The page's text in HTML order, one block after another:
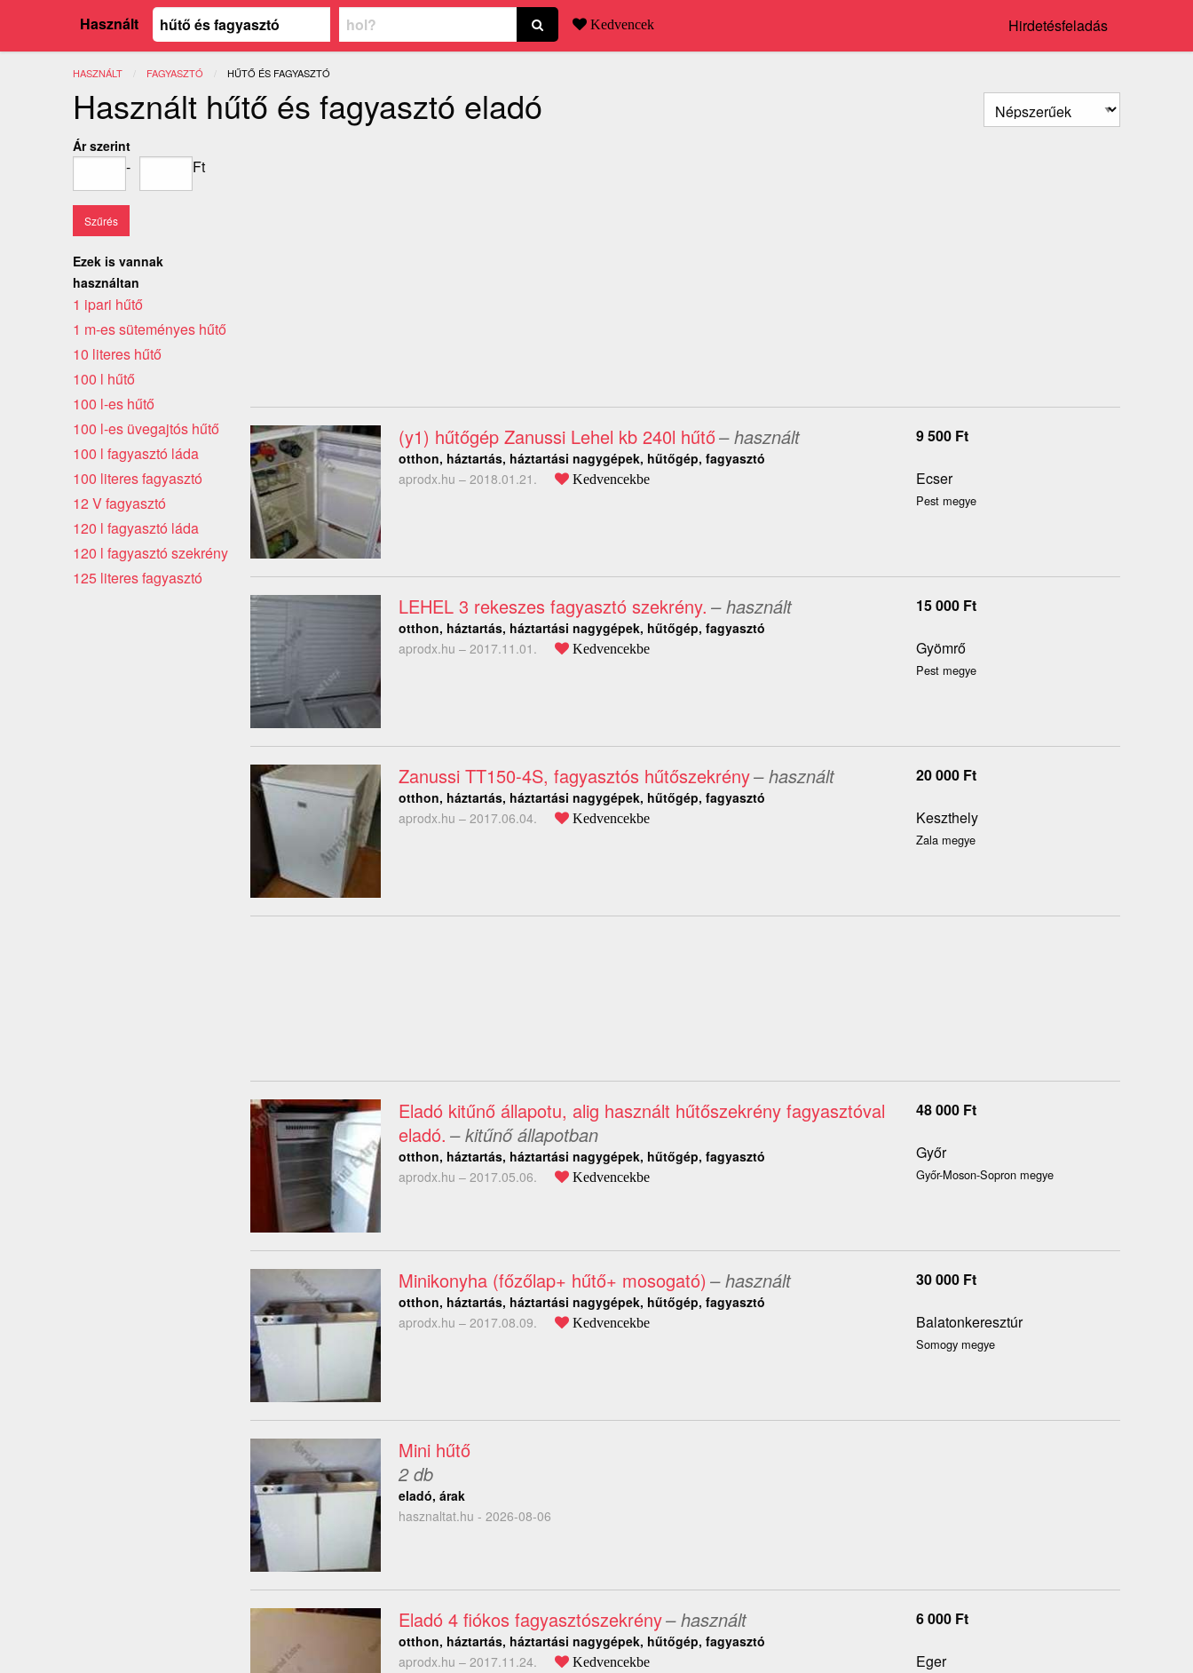
Használt Kedvencek Hirdetésfeladás
HASZNÁLT FAGYASZTÓ JELENLEGI:
HŰTŐ ÉS FAGYASZTÓ
Használt hűtő és fagyasztó eladó
(y1) hűtőgép Zanussi Lehel kb 240l hűtő– használt
otthon, háztartás, háztartási nagygépek, hűtőgép, fagyasztó
aprodx.hu – 2018.01.21. Kedvencekbe
9 500 Ft
Ecser
Pest megye
LEHEL 3 rekeszes fagyasztó szekrény. – használt
otthon, háztartás, háztartási nagygépek, hűtőgép, fagyasztó
aprodx.hu – 2017.11.01. Kedvencekbe
15 000 Ft
Gyömrő
Pest megye
Zanussi TT150-4S, fagyasztós hűtőszekrény– használt
otthon, háztartás, háztartási nagygépek, hűtőgép, fagyasztó
aprodx.hu – 2017.06.04. Kedvencekbe
20 000 Ft
Keszthely
Zala megye
Eladó kitűnő állapotu, alig használt hűtőszekrény fagyasztóval
eladó. – kitűnő állapotban
otthon, háztartás, háztartási nagygépek, hűtőgép, fagyasztó
aprodx.hu – 2017.05.06. Kedvencekbe
48 000 Ft
Győr
Győr-Moson-Sopron megye
Minikonyha (főzőlap+ hűtő+ mosogató) – használt
otthon, háztartás, háztartási nagygépek, hűtőgép, fagyasztó
aprodx.hu – 2017.08.09. Kedvencekbe
30 000 Ft
Balatonkeresztúr
Somogy megye
Mini hűtő
2 db
eladó, árak
hasznaltat.hu - 2026-08-06
Eladó 4 fiókos fagyasztószekrény– használt
otthon, háztartás, háztartási nagygépek, hűtőgép, fagyasztó
aprodx.hu – 2017.11.24. Kedvencekbe
6 000 Ft
Eger
Ár szerint
- Ft
Ezek is vannak
használtan
1 ipari hűtő
1 m-es süteményes hűtő
10 literes hűtő
100 l hűtő
100 l-es hűtő
100 l-es üvegajtós hűtő
100 l fagyasztó láda
100 literes fagyasztó
12 V fagyasztó
120 l fagyasztó láda
120 l fagyasztó szekrény
125 literes fagyasztó